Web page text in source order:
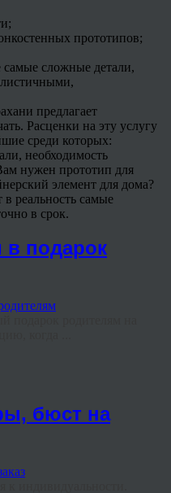
прототипов;
самые сложные детали,
предлагает
Расценки на эту услугу
среди которых:
необходимость
нужен прототип для
элемент для дома?
реальность самые
в срок.
подарок
бюст на